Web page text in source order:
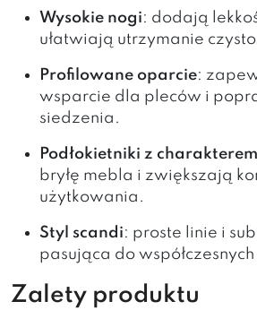
Wysokie nogi: dodają
ułatwiają utrzymanie
Profilowane oparcie:
wsparcie dla pleców i
siedzenia.
Podłokietniki z charakterem
bryłę mebla i zwiększają
użytkowania.
Styl scandi: proste linie i
pasująca do
Zalety produktu